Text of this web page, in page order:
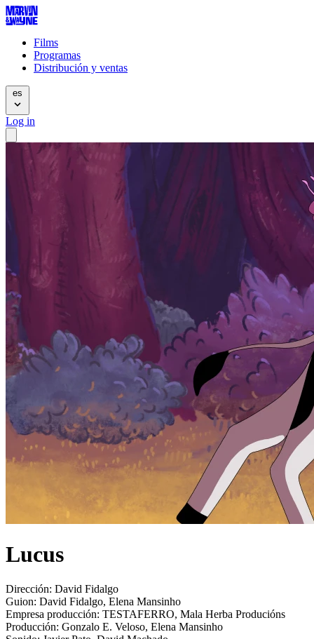
Films
Programas
Distribución y ventas
es
Log in
Lucus
Dirección: David Fidalgo
Guion: David Fidalgo, Elena Mansinho
Empresa producción: TESTAFERRO, Mala Herba Producións
Producción: Gonzalo E. Veloso, Elena Mansinho